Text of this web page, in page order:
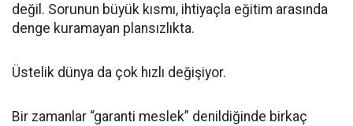
değil. Sorunun büyük kısmı, ihtiyaçla eğitim arasında
denge kuramayan plansızlıkta.
Üstelik dünya da çok hızlı değişiyor.
Bir zamanlar “garanti meslek” denildiğinde birkaç